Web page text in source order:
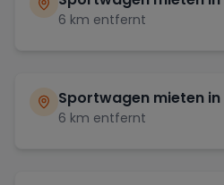
6 km entfernt
Sportwagen mieten in
6 km entfernt